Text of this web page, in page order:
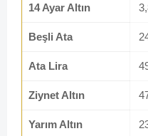
14 Ayar Altın
Beşli Ata
Ata Lira
Ziynet Altın
Yarım Altın